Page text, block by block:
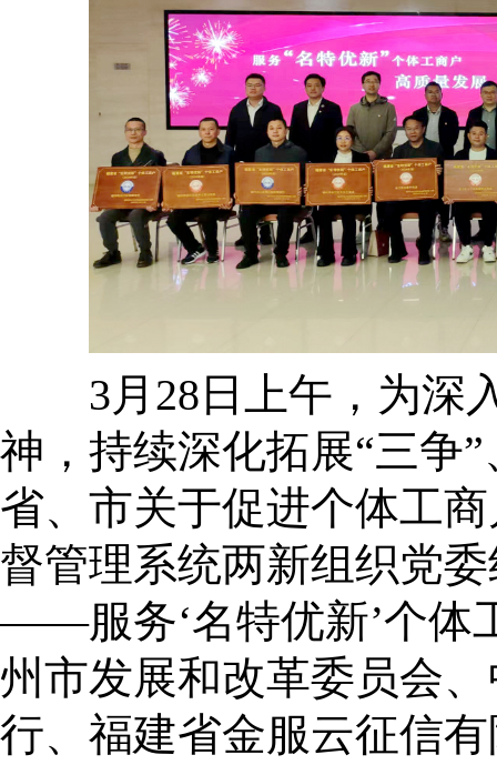
3月28日上午，为深入
神，持续深化拓展“三争
省、市关于促进个体工
督管理系统两新组织党
——服务‘名特优新’个体
州市发展和改革委员会
行、福建省金服云征信